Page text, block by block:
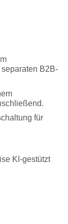
B2B-
für
KI-gestützt